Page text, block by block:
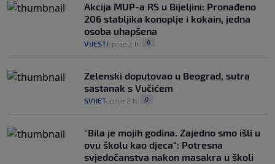
Akcija MUP-a RS u Bijeljini: Pronađeno
206 stabljika konoplje i kokain, jedna
osoba uhapšena
VIJESTI prije 2 h 0
Zelenski doputovao u Beograd, sutra
sastanak s Vučićem
SVIJET prije 2 h 0
"Bila je mojih godina. Zajedno smo išli u
ovu školu kao djeca": Potresna
svjedočanstva nakon masakra u školi